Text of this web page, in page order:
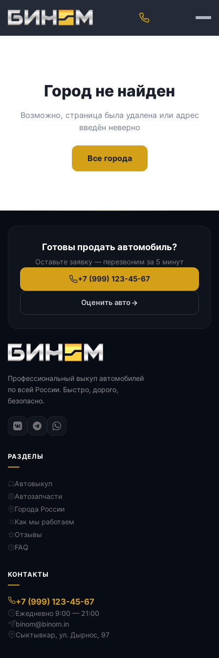
Город не найден
Возможно, страница была удалена или адрес
введён неверно
Все города
Готовы продать автомобиль?
Оставьте заявку — перезвоним за 5 минут
+7 (999) 123-45-67
Оценить авто
Профессиональный выкуп автомобилей
по всей России. Быстро, дорого,
безопасно.
РАЗДЕЛЫ
Автовыкуп
Автозапчасти
Города России
Как мы работаем
Отзывы
FAQ
КОНТАКТЫ
+7 (999) 123-45-67
Ежедневно 9:00 — 21:00
binom@binom.in
Сыктывкар, ул. Дырнос, 97